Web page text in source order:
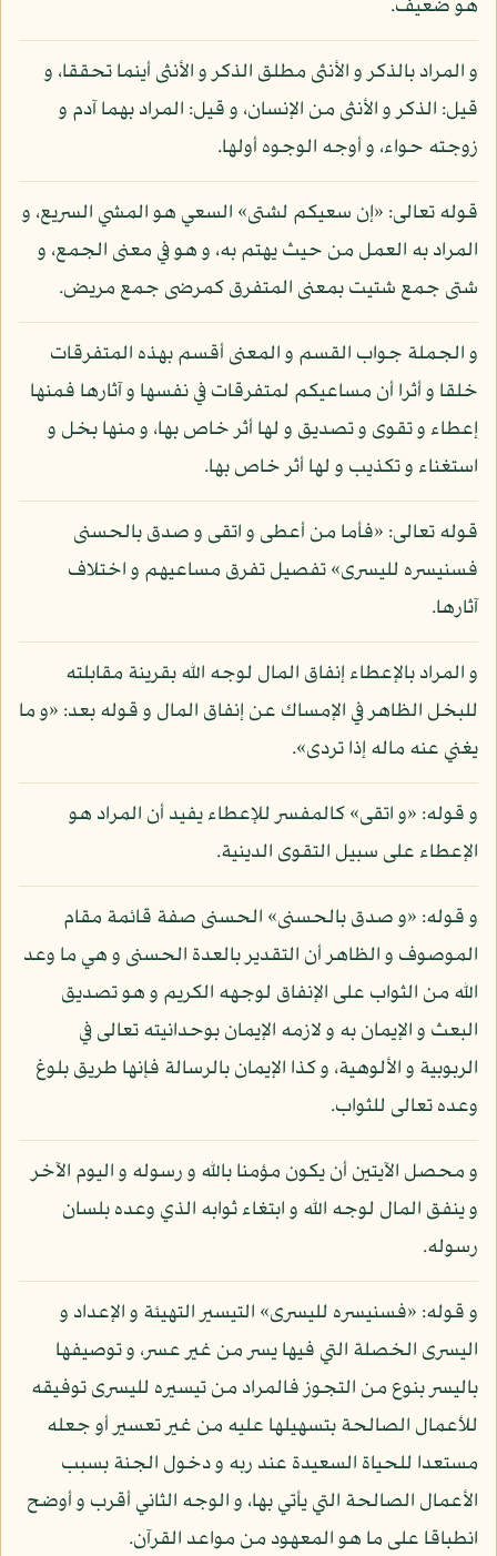
هو ضعيف.
و المراد بالذكر و الأنثى مطلق الذكر و الأنثى أينما تحققا، و
قيل: الذكر و الأنثى من الإنسان، و قيل: المراد بهما آدم و
زوجته حواء، و أوجه الوجوه أولها.
قوله تعالى: «إن سعيكم لشتى» السعي هو المشي السريع، و
المراد به العمل من حيث يهتم به، و هو في معنى الجمع، و
شتى جمع شتيت بمعنى المتفرق كمرضى جمع مريض.
و الجملة جواب القسم و المعنى أقسم بهذه المتفرقات
خلقا و أثرا أن مساعيكم لمتفرقات في نفسها و آثارها فمنها
إعطاء و تقوى و تصديق و لها أثر خاص بها، و منها بخل و
استغناء و تكذيب و لها أثر خاص بها.
قوله تعالى: «فأما من أعطى و اتقى و صدق بالحسنى
فسنيسره لليسرى» تفصيل تفرق مساعيهم و اختلاف
آثارها.
و المراد بالإعطاء إنفاق المال لوجه الله بقرينة مقابلته
للبخل الظاهر في الإمساك عن إنفاق المال و قوله بعد: «و ما
يغني عنه ماله إذا تردى».
و قوله: «و اتقى» كالمفسر للإعطاء يفيد أن المراد هو
الإعطاء على سبيل التقوى الدينية.
و قوله: «و صدق بالحسنى» الحسنى صفة قائمة مقام
الموصوف و الظاهر أن التقدير بالعدة الحسنى و هي ما وعد
الله من الثواب على الإنفاق لوجهه الكريم و هو تصديق
البعث و الإيمان به و لازمه الإيمان بوحدانيته تعالى في
الربوبية و الألوهية، و كذا الإيمان بالرسالة فإنها طريق بلوغ
وعده تعالى للثواب.
و محصل الآيتين أن يكون مؤمنا بالله و رسوله و اليوم الآخر
و ينفق المال لوجه الله و ابتغاء ثوابه الذي وعده بلسان
رسوله.
و قوله: «فسنيسره لليسرى» التيسير التهيئة و الإعداد و
اليسرى الخصلة التي فيها يسر من غير عسر، و توصيفها
باليسر بنوع من التجوز فالمراد من تيسيره لليسرى توفيقه
للأعمال الصالحة بتسهيلها عليه من غير تعسير أو جعله
مستعدا للحياة السعيدة عند ربه و دخول الجنة بسبب
الأعمال الصالحة التي يأتي بها، و الوجه الثاني أقرب و أوضح
انطباقا على ما هو المعهود من مواعد القرآن.